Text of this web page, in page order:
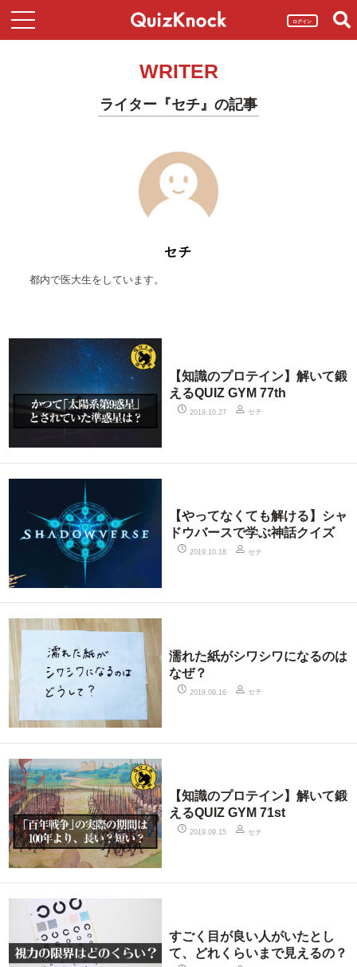
ログイン
WRITER
ライター『セチ』の記事
セチ
都内で医大生をしています。
【知識のプロテイン】解いて鍛
えるQUIZ GYM 77th
2019.10.27 セチ
【やってなくても解ける】シャ
ドウバースで学ぶ神話クイズ
2019.10.18 セチ
濡れた紙がシワシワになるのは
なぜ？
2019.09.16 セチ
【知識のプロテイン】解いて鍛
えるQUIZ GYM 71st
2019.09.15 セチ
すごく目が良い人がいたとし
て、どれくらいまで見えるの？